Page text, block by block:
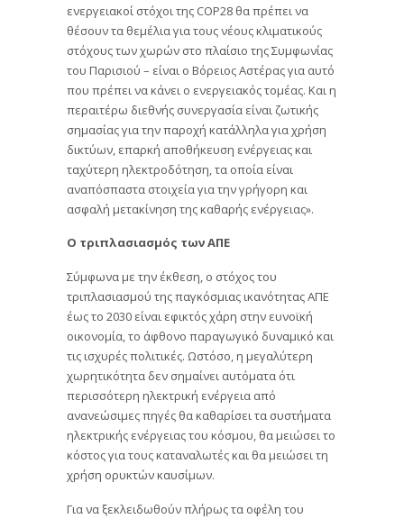
ενεργειακοί στόχοι της COP28 θα πρέπει να
θέσουν τα θεμέλια για τους νέους κλιματικούς
στόχους των χωρών στο πλαίσιο της Συμφωνίας
του Παρισιού – είναι ο Βόρειος Αστέρας για αυτό
που πρέπει να κάνει ο ενεργειακός τομέας. Και η
περαιτέρω διεθνής συνεργασία είναι ζωτικής
σημασίας για την παροχή κατάλληλα για χρήση
δικτύων, επαρκή αποθήκευση ενέργειας και
ταχύτερη ηλεκτροδότηση, τα οποία είναι
αναπόσπαστα στοιχεία για την γρήγορη και
ασφαλή μετακίνηση της καθαρής ενέργειας».
Ο τριπλασιασμός των ΑΠΕ
Σύμφωνα με την έκθεση, ο στόχος του
τριπλασιασμού της παγκόσμιας ικανότητας ΑΠΕ
έως το 2030 είναι εφικτός χάρη στην ευνοϊκή
οικονομία, το άφθονο παραγωγικό δυναμικό και
τις ισχυρές πολιτικές. Ωστόσο, η μεγαλύτερη
χωρητικότητα δεν σημαίνει αυτόματα ότι
περισσότερη ηλεκτρική ενέργεια από
ανανεώσιμες πηγές θα καθαρίσει τα συστήματα
ηλεκτρικής ενέργειας του κόσμου, θα μειώσει το
κόστος για τους καταναλωτές και θα μειώσει τη
χρήση ορυκτών καυσίμων.
Για να ξεκλειδωθούν πλήρως τα οφέλη του